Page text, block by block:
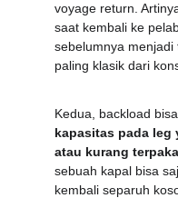
voyage return.
saat kembali ke
sebelumnya
paling klasik dari
Kedua, backload
kapasitas pada leg
atau kurang
sebuah kapal bisa
kembali separuh